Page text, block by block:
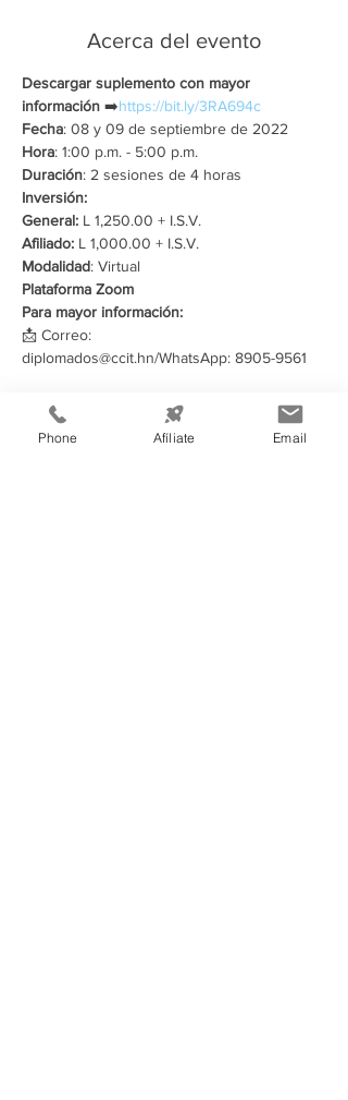
Acerca del evento
Descargar suplemento con mayor
información ➡️https://bit.ly/3RA694c
Fecha: 08 y 09 de septiembre de 2022
Hora: 1:00 p.m. - 5:00 p.m.
Duración: 2 sesiones de 4 horas
Inversión:
General: L 1,250.00 + I.S.V.
Afiliado: L 1,000.00 + I.S.V.
Modalidad: Virtual
Plataforma Zoom
Para mayor información:
📩 Correo:
diplomados@ccit.hn/WhatsApp: 8905-9561
Compartir este evento
Phone Afíliate Email